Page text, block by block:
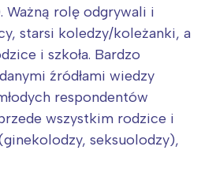
Ważną rolę odgrywali i
starsi koledzy/koleżanki, a
i szkoła. Bardzo
źródłami wiedzy
respondentów
wszystkim rodzice i
seksuolodzy),